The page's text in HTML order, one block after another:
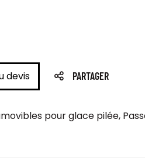
devis PARTAGER
pour glace pilée,